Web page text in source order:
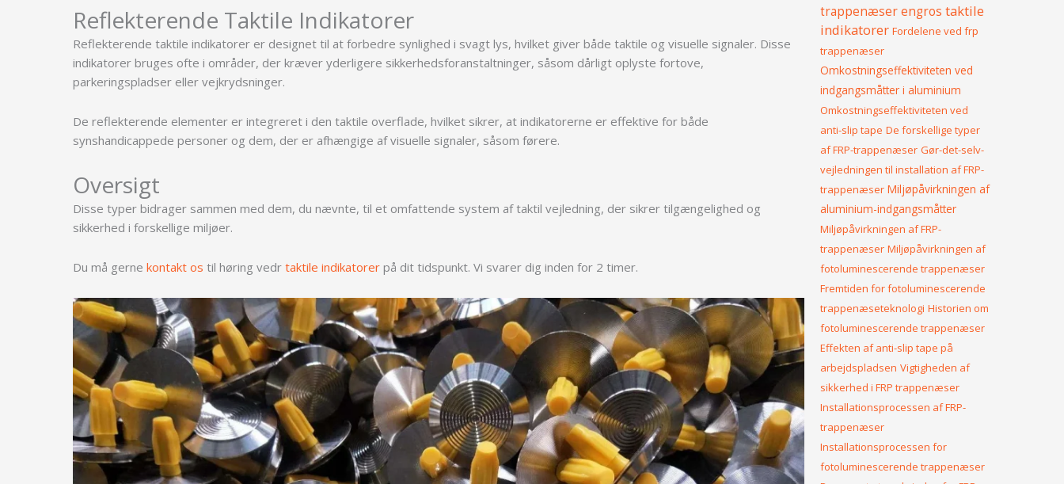
Reflekterende Taktile Indikatorer
Reflekterende taktile indikatorer er designet til at forbedre synlighed i svagt lys, hvilket giver både taktile og visuelle signaler. Disse
indikatorer bruges ofte i områder, der kræver yderligere sikkerhedsforanstaltninger, såsom dårligt oplyste fortove,
parkeringspladser eller vejkrydsninger.
De reflekterende elementer er integreret i den taktile overflade, hvilket sikrer, at indikatorerne er effektive for både
synshandicappede personer og dem, der er afhængige af visuelle signaler, såsom førere.
Oversigt
Disse typer bidrager sammen med dem, du nævnte, til et omfattende system af taktil vejledning, der sikrer tilgængelighed og
sikkerhed i forskellige miljøer.
Du må gerne kontakt os til høring vedr taktile indikatorer på dit tidspunkt. Vi svarer dig inden for 2 timer.
trappenæser engros taktile
indikatorer Fordelene ved frp
trappenæser
Omkostningseffektiviteten ved
indgangsmåtter i aluminium
Omkostningseffektiviteten ved
anti-slip tape De forskellige typer
af FRP-trappenæser Gør-det-selv-
vejledningen til installation af FRP-
trappenæser Miljøpåvirkningen af
aluminium-indgangsmåtter
Miljøpåvirkningen af FRP-
trappenæser Miljøpåvirkningen af
fotoluminescerende trappenæser
Fremtiden for fotoluminescerende
trappenæseteknologi Historien om
fotoluminescerende trappenæser
Effekten af anti-slip tape på
arbejdspladsen Vigtigheden af
sikkerhed i FRP trappenæser
Installationsprocessen af FRP-
trappenæser
Installationsprocessen for
fotoluminescerende trappenæser